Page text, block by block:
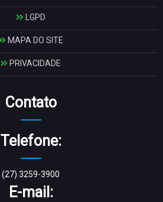
LGPD
MAPA DO SITE
PRIVACIDADE
Contato
Telefone:
(27) 3259-3900
E-mail: